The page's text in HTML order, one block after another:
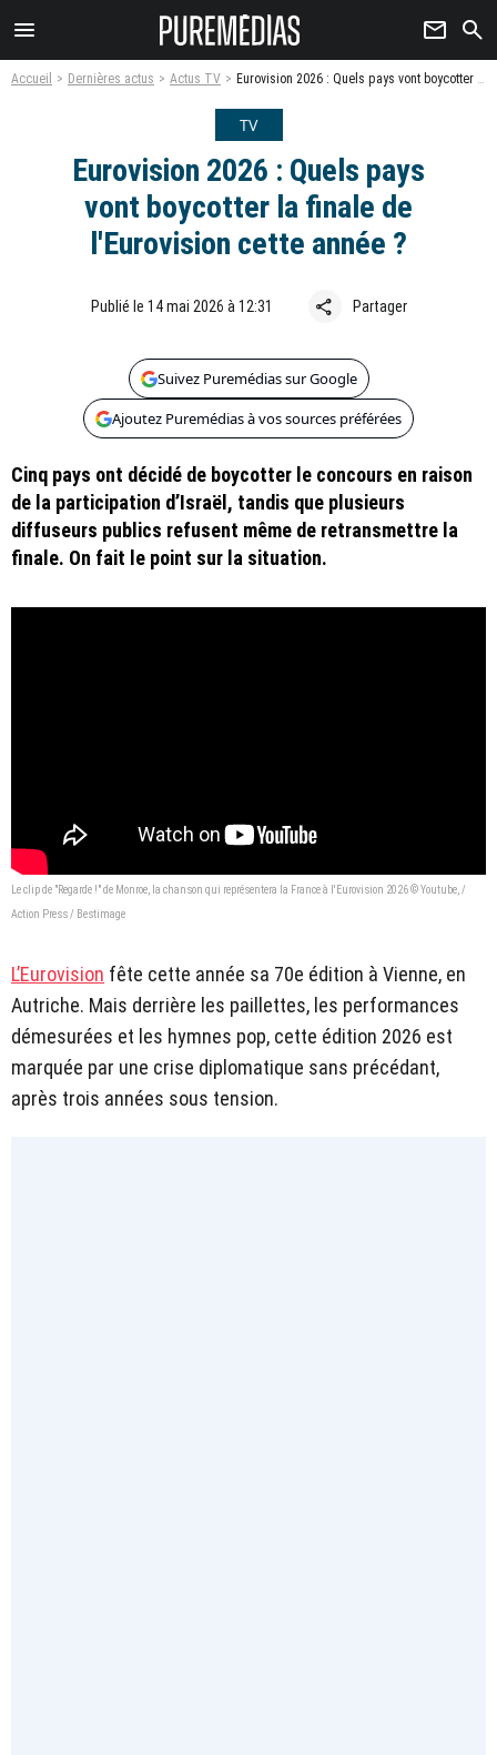
menu newsletter search
Accueil Dernières actus Actus TV Eurovision 2026 : Quels pays vont boycotter la finale de l'Eurovision cette année ?
TV
Eurovision 2026 : Quels pays
vont boycotter la finale de
l'Eurovision cette année ?
Publié le 14 mai 2026 à 12:31 share Partager
Suivez Puremédias sur Google
Ajoutez Puremédias à vos sources préférées
Cinq pays ont décidé de boycotter le concours en raison
de la participation d’Israël, tandis que plusieurs
diffuseurs publics refusent même de retransmettre la
finale. On fait le point sur la situation.
Le clip de "Regarde !" de Monroe, la chanson qui représentera la France à l'Eurovision 2026 © Youtube, /
Action Press / Bestimage
L’Eurovision fête cette année sa 70e édition à Vienne, en
Autriche. Mais derrière les paillettes, les performances
démesurées et les hymnes pop, cette édition 2026 est
marquée par une crise diplomatique sans précédant,
après trois années sous tension.